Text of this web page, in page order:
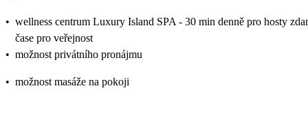
• wellness centrum Luxury Island SPA - 30 min denně pro hosty
čase pro veřejnost
• možnost privátního pronájmu
• možnost masáže na pokoji